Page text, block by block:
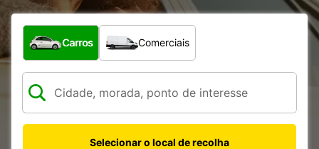
Que tipo de veículo pretende?
Carros Comerciais
Selecionar o local de recolha